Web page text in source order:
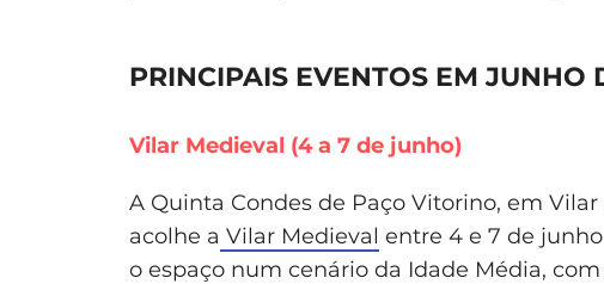
PRINCIPAIS EVENTOS EM JUNHO
Vilar Medieval (4 a 7 de junho)
A Quinta Condes de Paço Vitorino, em
acolhe a Vilar Medieval entre 4 e 7 de
o espaço num cenário da Idade Média,